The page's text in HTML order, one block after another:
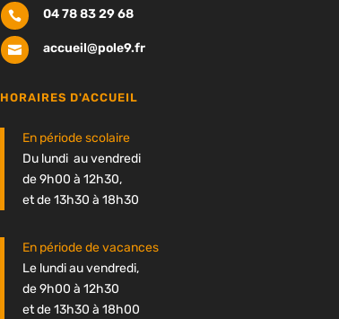
 04 78 83 29 68
 accueil@pole9.fr
HORAIRES D'ACCUEIL
En période scolaire
Du lundi au vendredi
de 9h00 à 12h30,
et de 13h30 à 18h30
En période de vacances
Le lundi au vendredi,
de 9h00 à 12h30
et de 13h30 à 18h00